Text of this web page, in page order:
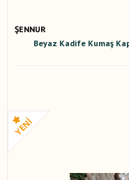
ŞENNUR
Beyaz Kadife Kumaş